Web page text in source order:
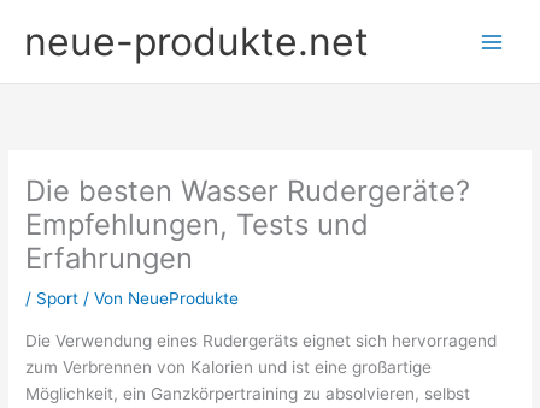
Inhaltneue-produkte.net
Die besten Wasser Rudergeräte?
Empfehlungen, Tests und
Erfahrungen
/ Sport / Von NeueProdukte
Die Verwendung eines Rudergeräts eignet sich hervorragend
zum Verbrennen von Kalorien und ist eine großartige
Möglichkeit, ein Ganzkörpertraining zu absolvieren, selbst